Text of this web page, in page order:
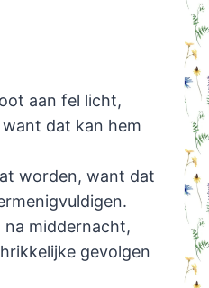
aan fel licht,
dat kan hem
worden, want dat
middernacht,
gevolgen